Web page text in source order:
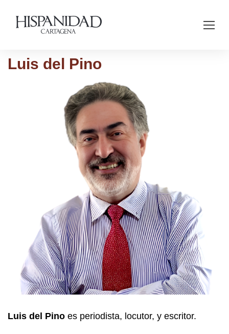
Luis del Pino
Luis del Pino es periodista, locutor, y escritor.